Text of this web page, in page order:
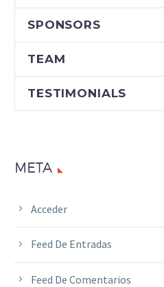
SPONSORS
TEAM
TESTIMONIALS
META
Acceder
Feed De Entradas
Feed De Comentarios